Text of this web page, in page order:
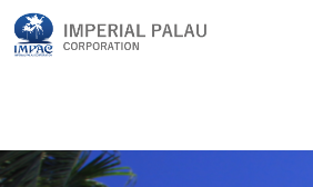
southrock aicatch
inpactestuser |2021年3月14日